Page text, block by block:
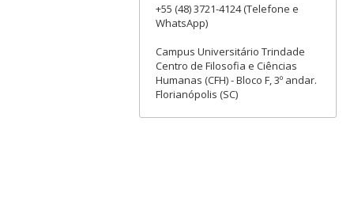
+55 (48) 3721-4124 (Telefone e
WhatsApp)
Campus Universitário Trindade
Centro de Filosofia e Ciências
Humanas (CFH) - Bloco F, 3º andar.
Florianópolis (SC)